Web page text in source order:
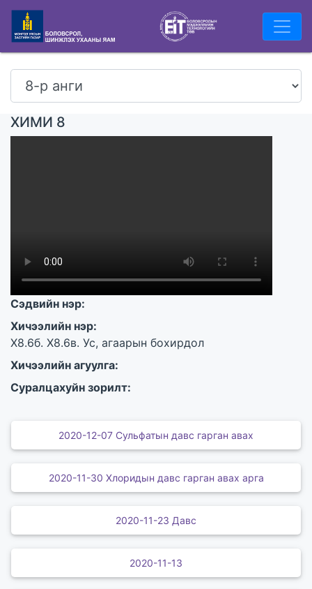
ХИМИ 8
Сэдвийн нэр:
Хичээлийн нэр:
X8.6б. X8.6в. Ус, агаарын бохирдол
Хичээлийн агуулга:
Суралцахуйн зорилт:
2020-12-07 Сульфатын давс гарган авах
2020-11-30 Хлоридын давс гарган авах арга
2020-11-23 Давс
2020-11-13